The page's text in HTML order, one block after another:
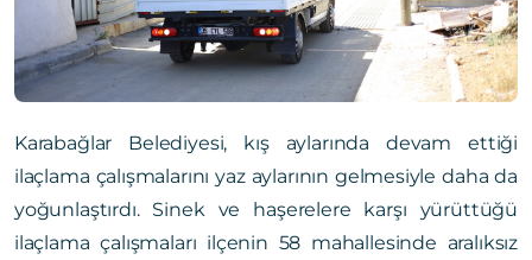
Karabağlar Belediyesi, kış aylarında devam ettiği
ilaçlama çalışmalarını yaz aylarının gelmesiyle daha da
yoğunlaştırdı. Sinek ve haşerelere karşı yürüttüğü
ilaçlama çalışmaları ilçenin 58 mahallesinde aralıksız